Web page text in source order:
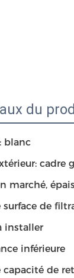
du
blanc
cadre
marché,
surface de
installer
inférieure
capacité de